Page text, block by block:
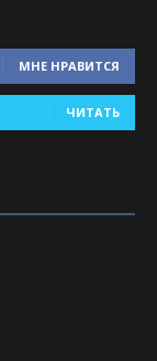
МНЕ НРАВИТСЯ
ЧИТАТЬ